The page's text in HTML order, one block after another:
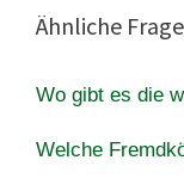
Ähnliche
Wo gibt es die
Welche